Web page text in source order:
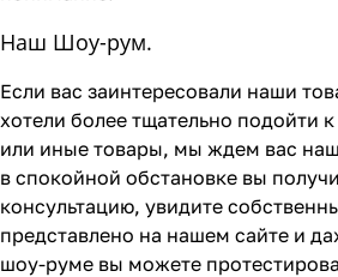
Наш Шоу-рум.
Если вас заинтересовали наши
хотели более тщательно подойти
или иные товары, мы ждем вас
в спокойной обстановке вы
консультацию, увидите
представлено на нашем сайте и
шоу-руме вы можете